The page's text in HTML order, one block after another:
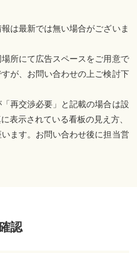
は最新では無い場合がございま
所にて広告スペースをご用意で
が、お問い合わせの上ご検討下
再交渉必要」と記載の場合は設
表示されている看板の見え方、
ます。お問い合わせ後に担当営
認